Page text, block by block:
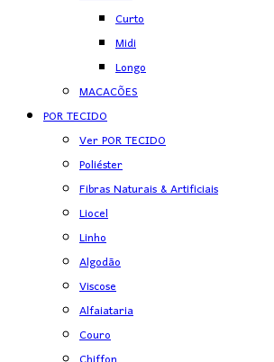
Curto
Midi
Longo
MACACÕES
POR TECIDO
Ver POR TECIDO
Poliéster
Fibras Naturais & Artificiais
Liocel
Linho
Algodão
Viscose
Alfaiataria
Couro